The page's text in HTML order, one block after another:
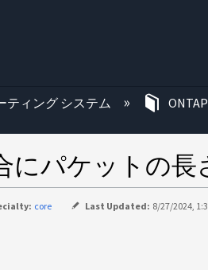
ティング システム
にパケットの
core Last Updated: 8/27/2024,